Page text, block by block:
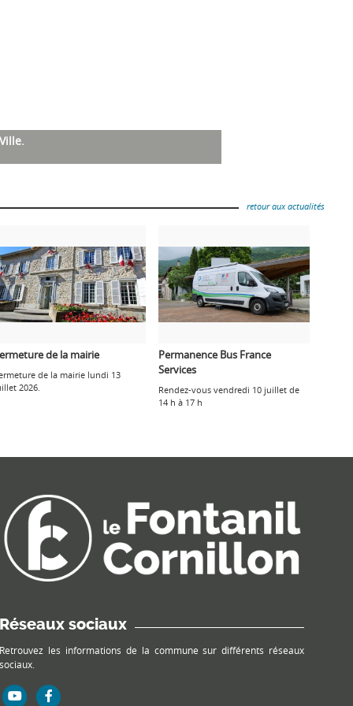
retour aux actualités
de la mairie
de la mairie lundi 13
2026.
Permanence Bus France
Services
Rendez-vous vendredi 10 juillet de
14 h à 17 h
Réseaux sociaux
Retrouvez les informations de la commune sur différents réseaux
sociaux.